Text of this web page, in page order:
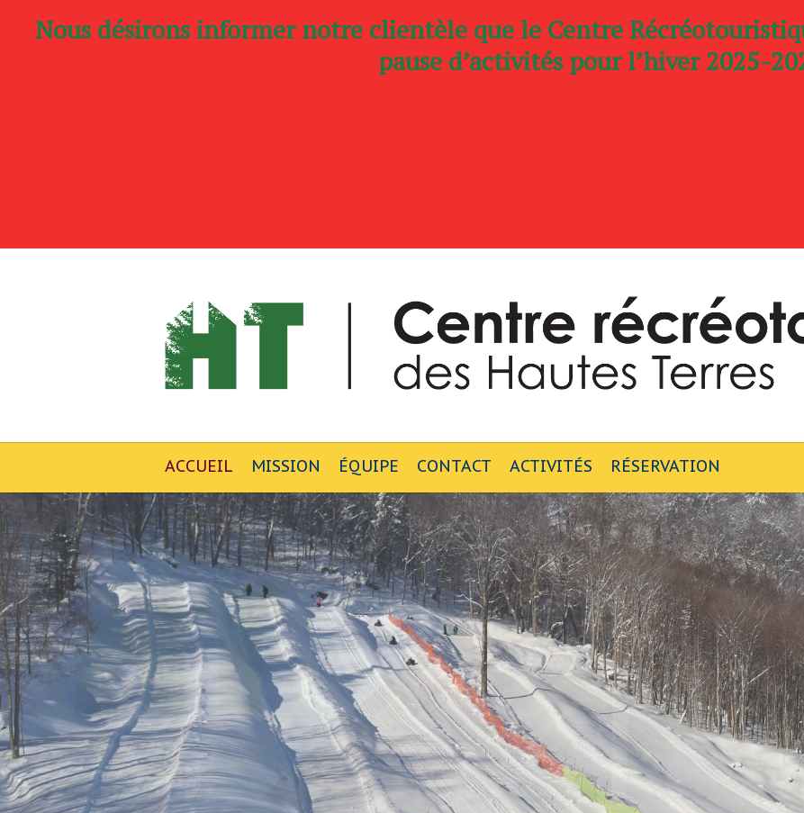
Nous désirons informer notre clientèle que le Centre
pause d’activités pour l’hiver 2025-
ACCUEIL MISSION ÉQUIPE CONTACT ACTIVITÉS RÉSERVATION